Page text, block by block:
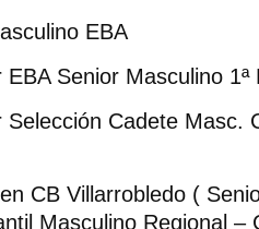
EBA
Senior Masculino 1ª
Selección Cadete Masc.
CB Villarrobledo (
Masculino Regional –